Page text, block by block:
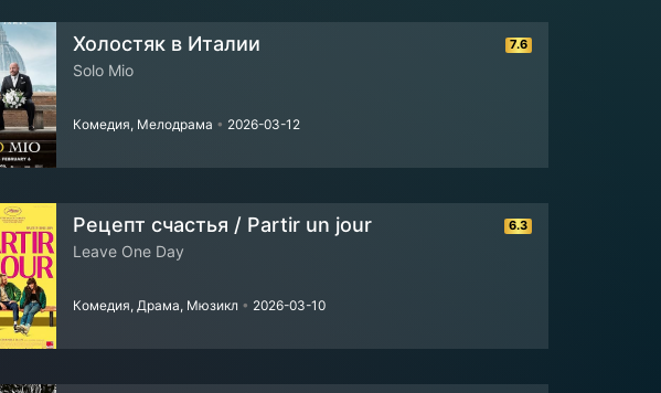
7.6
Холостяк в Италии
Solo Mio
Комедия, Мелодрама • 2026-03-12
6.3
Рецепт счастья / Partir un jour
Leave One Day
Комедия, Драма, Мюзикл • 2026-03-10